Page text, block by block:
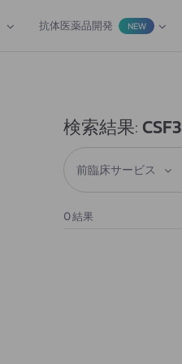
抗体医薬品開発 NEW
検索結果: CSF3
前臨床サービス
0結果